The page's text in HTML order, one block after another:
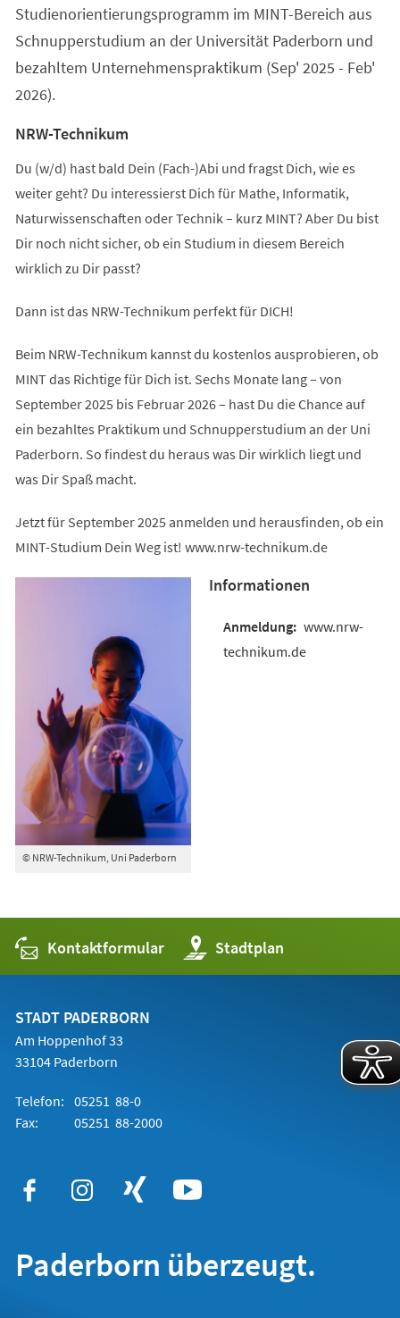
Studienorientierungsprogramm im MINT-Bereich aus
Schnupperstudium an der Universität Paderborn und
bezahltem Unternehmenspraktikum (Sep' 2025 - Feb'
2026).
NRW-Technikum
Du (w/d) hast bald Dein (Fach-)Abi und fragst Dich, wie es
weiter geht? Du interessierst Dich für Mathe, Informatik,
Naturwissenschaften oder Technik – kurz MINT? Aber Du bist
Dir noch nicht sicher, ob ein Studium in diesem Bereich
wirklich zu Dir passt?
Dann ist das NRW-Technikum perfekt für DICH!
Beim NRW-Technikum kannst du kostenlos ausprobieren, ob
MINT das Richtige für Dich ist. Sechs Monate lang – von
September 2025 bis Februar 2026 – hast Du die Chance auf
ein bezahltes Praktikum und Schnupperstudium an der Uni
Paderborn. So findest du heraus was Dir wirklich liegt und
was Dir Spaß macht.
Jetzt für September 2025 anmelden und herausfinden, ob ein
MINT-Studium Dein Weg ist! www.nrw-technikum.de
© NRW-Technikum, Uni Paderborn
Informationen
www.nrw-
technikum.de
Kontaktformular Stadtplan
(Öffnet
in
einem
STADT PADERBORN
Am Hoppenhof 33
33104 Paderborn
Telefon: 05251 88-0
Fax:
05251 88-2000
Paderborn überzeugt.